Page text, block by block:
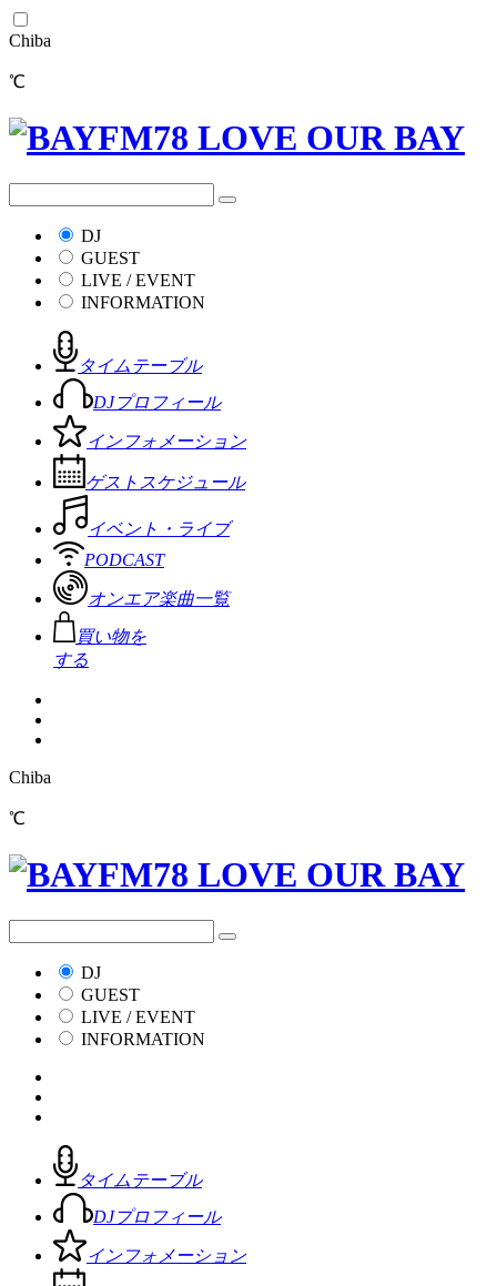
Chiba
℃
DJ
GUEST
LIVE / EVENT
INFORMATION
タイムテーブル
DJプロフィール
インフォメーション
ゲストスケジュール
イベント・ライブ
PODCAST
オンエア楽曲一覧
買い物を
する
Chiba
℃
DJ
GUEST
LIVE / EVENT
INFORMATION
タイムテーブル
DJプロフィール
インフォメーション